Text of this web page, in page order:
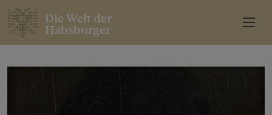
Die Welt der
Habsburger